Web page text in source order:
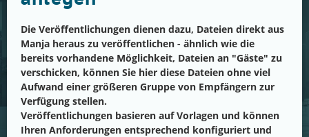
Die Veröffentlichungen dienen dazu, Dateien direkt aus
Manja heraus zu veröffentlichen - ähnlich wie die
bereits vorhandene Möglichkeit, Dateien an "Gäste" zu
verschicken, können Sie hier diese Dateien ohne viel
Aufwand einer größeren Gruppe von Empfängern zur
Verfügung stellen.
Veröffentlichungen basieren auf Vorlagen und können
Ihren Anforderungen entsprechend konfiguriert und